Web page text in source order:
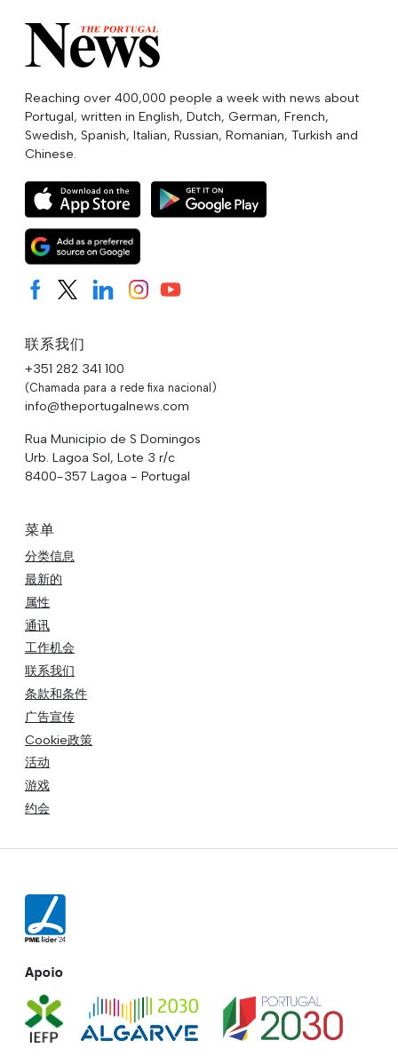
Reaching over 400,000 people a week with news about
Portugal, written in English, Dutch, German, French,
Swedish, Spanish, Italian, Russian, Romanian, Turkish and
Chinese.
联系我们
+351 282 341 100
(Chamada para a rede fixa nacional)
info@theportugalnews.com
Rua Municipio de S Domingos
Urb. Lagoa Sol, Lote 3 r/c
8400-357 Lagoa - Portugal
菜单
分类信息
最新的
属性
通讯
工作机会
联系我们
条款和条件
广告宣传
Cookie政策
活动
游戏
约会
Apoio